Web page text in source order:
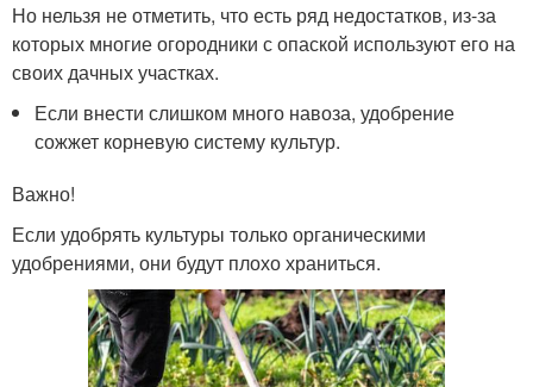
Но нельзя не отметить, что есть ряд недостатков, из-за
которых многие огородники с опаской используют его на
своих дачных участках.
Если внести слишком много навоза, удобрение
сожжет корневую систему культур.
Важно!
Если удобрять культуры только органическими
удобрениями, они будут плохо храниться.